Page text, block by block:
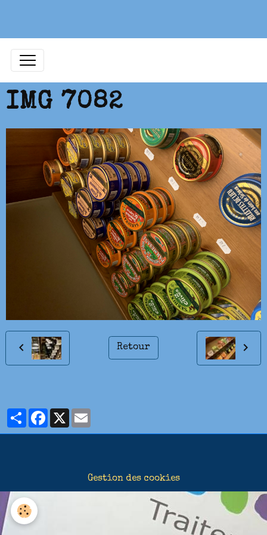
IMG 7082
Retour
PartagerFacebook
Gestion des cookies